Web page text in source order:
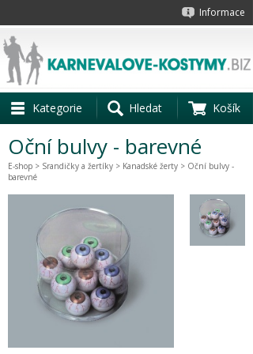
Informace
Kategorie Hledat Košík
Oční bulvy - barevné
E-shop > Srandičky a žertíky > Kanadské žerty > Oční bulvy -
barevné